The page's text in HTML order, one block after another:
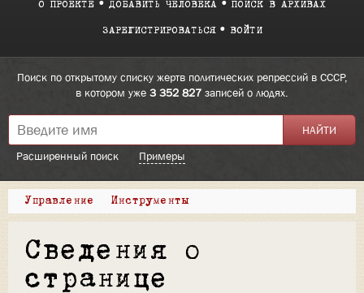
О ПРОЕКТЕ ДОБАВИТЬ ЧЕЛОВЕКА ПОИСК В АРХИВАХ
ЗАРЕГИСТРИРОВАТЬСЯ ВОЙТИ
Поиск по открытому списку жертв политических репрессий в СССР,
в котором уже 3 352 827 записей о людях.
Расширенный поиск Примеры
Управление Инструменты
Сведения о
странице